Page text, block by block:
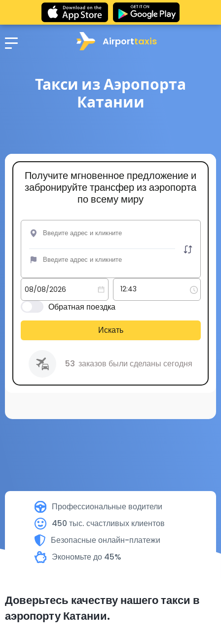
Airporttaxis
Такси из Аэропорта
Катании
Профессиональные водители
450 тыс. счастливых клиентов
Безопасные онлайн-платежи
Экономьте до 45%
Получите мгновенное предложение и
забронируйте трансфер из аэропорта
по всему миру
Обратная поездка
Искать
53 заказов были сделаны сегодня
Доверьтесь качеству нашего такси в
аэропорту Катании.